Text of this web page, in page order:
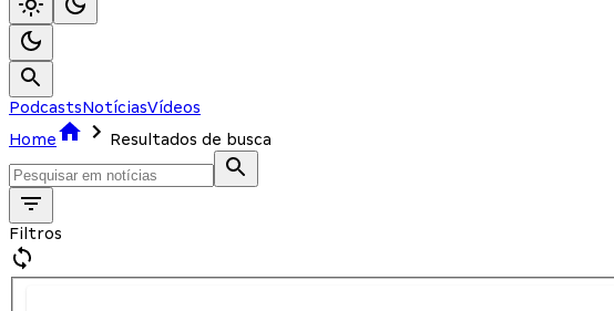
PodcastsNotíciasVídeos
Home
Resultados de busca
Filtros